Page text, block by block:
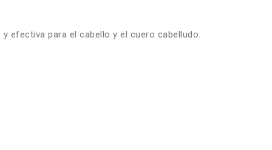
efectiva para el cabello y el cuero cabelludo.